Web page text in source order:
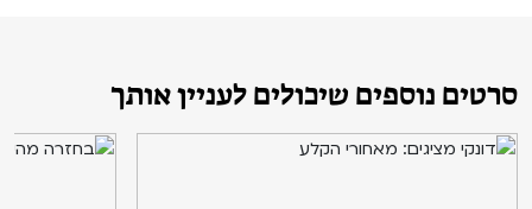
סרטים נוספים שיכולים לעניין אותך